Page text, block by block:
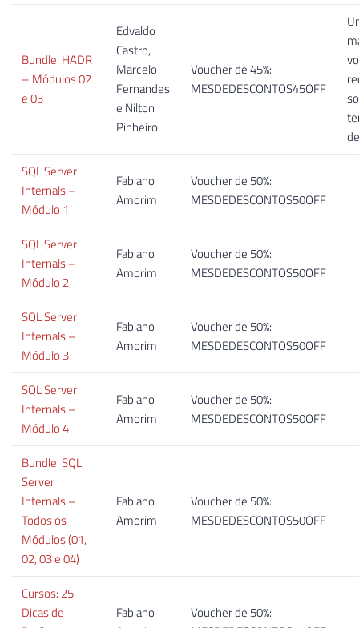
Bundle: HADR
– Módulos 02
e 03
Edvaldo
Castro,
Marcelo
Fernandes
e Nilton
Pinheiro
Voucher de 45%:
MESDEDESCONTOS45OFF
SQL Server
Internals –
Módulo 1
Fabiano
Amorim
Voucher de 50%:
MESDEDESCONTOS50OFF
SQL Server
Internals –
Módulo 2
Fabiano
Amorim
Voucher de 50%:
MESDEDESCONTOS50OFF
SQL Server
Internals –
Módulo 3
Fabiano
Amorim
Voucher de 50%:
MESDEDESCONTOS50OFF
SQL Server
Internals –
Módulo 4
Fabiano
Amorim
Voucher de 50%:
MESDEDESCONTOS50OFF
Bundle: SQL
Server
Internals –
Todos os
Módulos (01,
02, 03 e 04)
Fabiano
Amorim
Voucher de 50%:
MESDEDESCONTOS50OFF
Cursos: 25
Dicas de
Fabiano
Voucher de 50%: